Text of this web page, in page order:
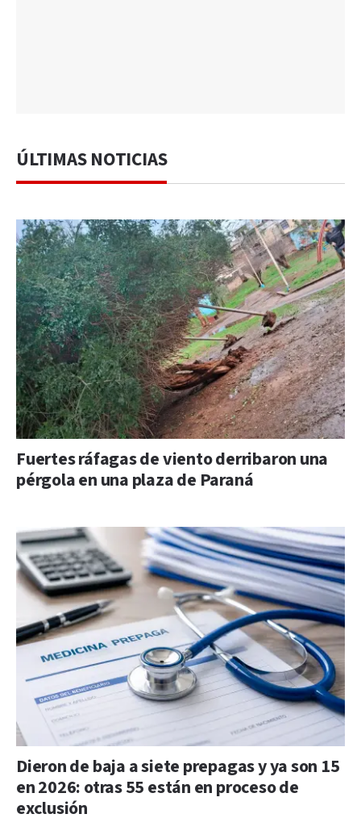
ÚLTIMAS NOTICIAS
Fuertes ráfagas de viento derribaron una
pérgola en una plaza de Paraná
Dieron de baja a siete prepagas y ya son 15
en 2026: otras 55 están en proceso de
exclusión